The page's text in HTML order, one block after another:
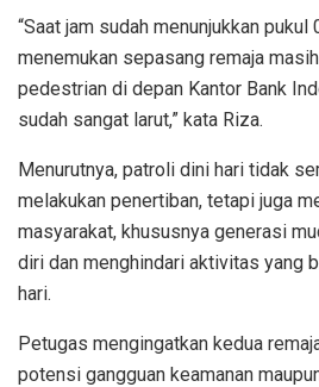
“Saat jam sudah menunjukkan pukul
menemukan sepasang remaja
pedestrian di depan Kantor Bank
sudah sangat larut,” kata Riza.
Menurutnya, patroli dini hari tidak
melakukan penertiban, tetapi juga
masyarakat, khususnya generasi
diri dan menghindari aktivitas yang
hari.
Petugas mengingatkan kedua
potensi gangguan keamanan